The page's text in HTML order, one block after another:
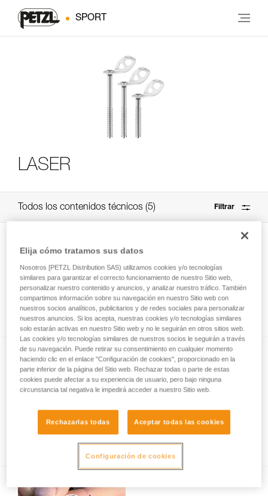
SPORT
LASER
Todos los contenidos técnicos 5 Filtrar
Revisión de anclajes en roca, hielo o mixto.
Gestualidad en escalada en hielo -
conocimientos básicos
Elija cómo tratamos sus datos
Nosotros [PETZL Distribution SAS) utilizamos cookies y/o tecnologías
similares para garantizar el correcto funcionamiento de nuestro Sitio web,
personalizar nuestro contenido y anuncios, y analizar nuestro tráfico. También
compartimos información sobre su navegación en nuestro Sitio web con
nuestros socios analíticos, publicitarios y de redes sociales para personalizar
nuestros anuncios. Si los acepta, nuestras cookies y/o tecnologías similares
solo estarán activas en nuestro Sitio web y no le seguirán en otros sitios web.
Las cookies y/o tecnologías similares de nuestros socios le seguirán a través
de su navegación. Puede retirar su consentimiento en cualquier momento
haciendo clic en el enlace "Configuración de cookies", proporcionado en la
parte inferior de la página del Sitio web. Rechazar todas o parte de estas
cookies puede afectar a su experiencia de usuario, pero bajo ninguna
circunstancia tal negativa le impedirá acceder a nuestro Sitio web.
Rechazarlas todas Aceptar todas las cookies
Configuración de cookies